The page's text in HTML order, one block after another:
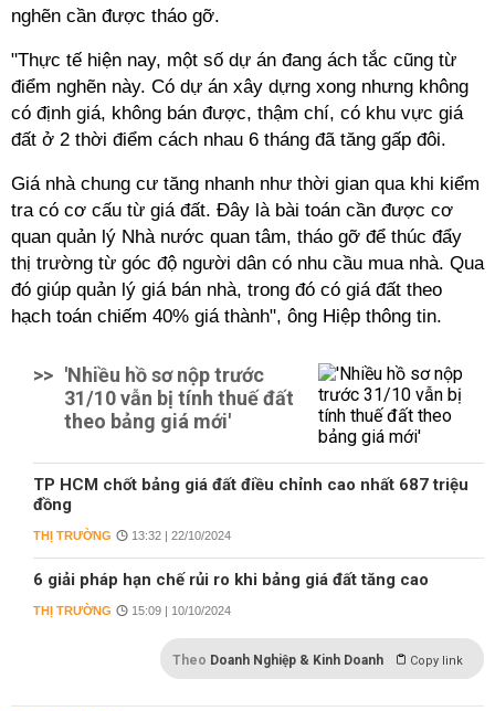
nghẽn cần được tháo gỡ.
"Thực tế hiện nay, một số dự án đang ách tắc cũng từ
điểm nghẽn này. Có dự án xây dựng xong nhưng không
có định giá, không bán được, thậm chí, có khu vực giá
đất ở 2 thời điểm cách nhau 6 tháng đã tăng gấp đôi.
Giá nhà chung cư tăng nhanh như thời gian qua khi kiểm
tra có cơ cấu từ giá đất. Đây là bài toán cần được cơ
quan quản lý Nhà nước quan tâm, tháo gỡ để thúc đẩy
thị trường từ góc độ người dân có nhu cầu mua nhà. Qua
đó giúp quản lý giá bán nhà, trong đó có giá đất theo
hạch toán chiếm 40% giá thành", ông Hiệp thông tin.
>> 'Nhiều hồ sơ nộp trước
31/10 vẫn bị tính thuế đất
theo bảng giá mới'
TP HCM chốt bảng giá đất điều chỉnh cao nhất 687 triệu
đồng
THỊ TRƯỜNG 13:32 | 22/10/2024
6 giải pháp hạn chế rủi ro khi bảng giá đất tăng cao
THỊ TRƯỜNG 15:09 | 10/10/2024
Theo Doanh Nghiệp & Kinh Doanh Copy link